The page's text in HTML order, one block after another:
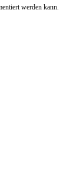
werden kann.